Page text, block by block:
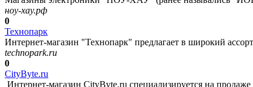
ноу-хау.рф
0
Технопарк
Интернет-магазин "Технопарк" предлагает в широкий
technopark.ru
0
CityByte.ru
Интернет-магазин CityByte.ru специализируется на